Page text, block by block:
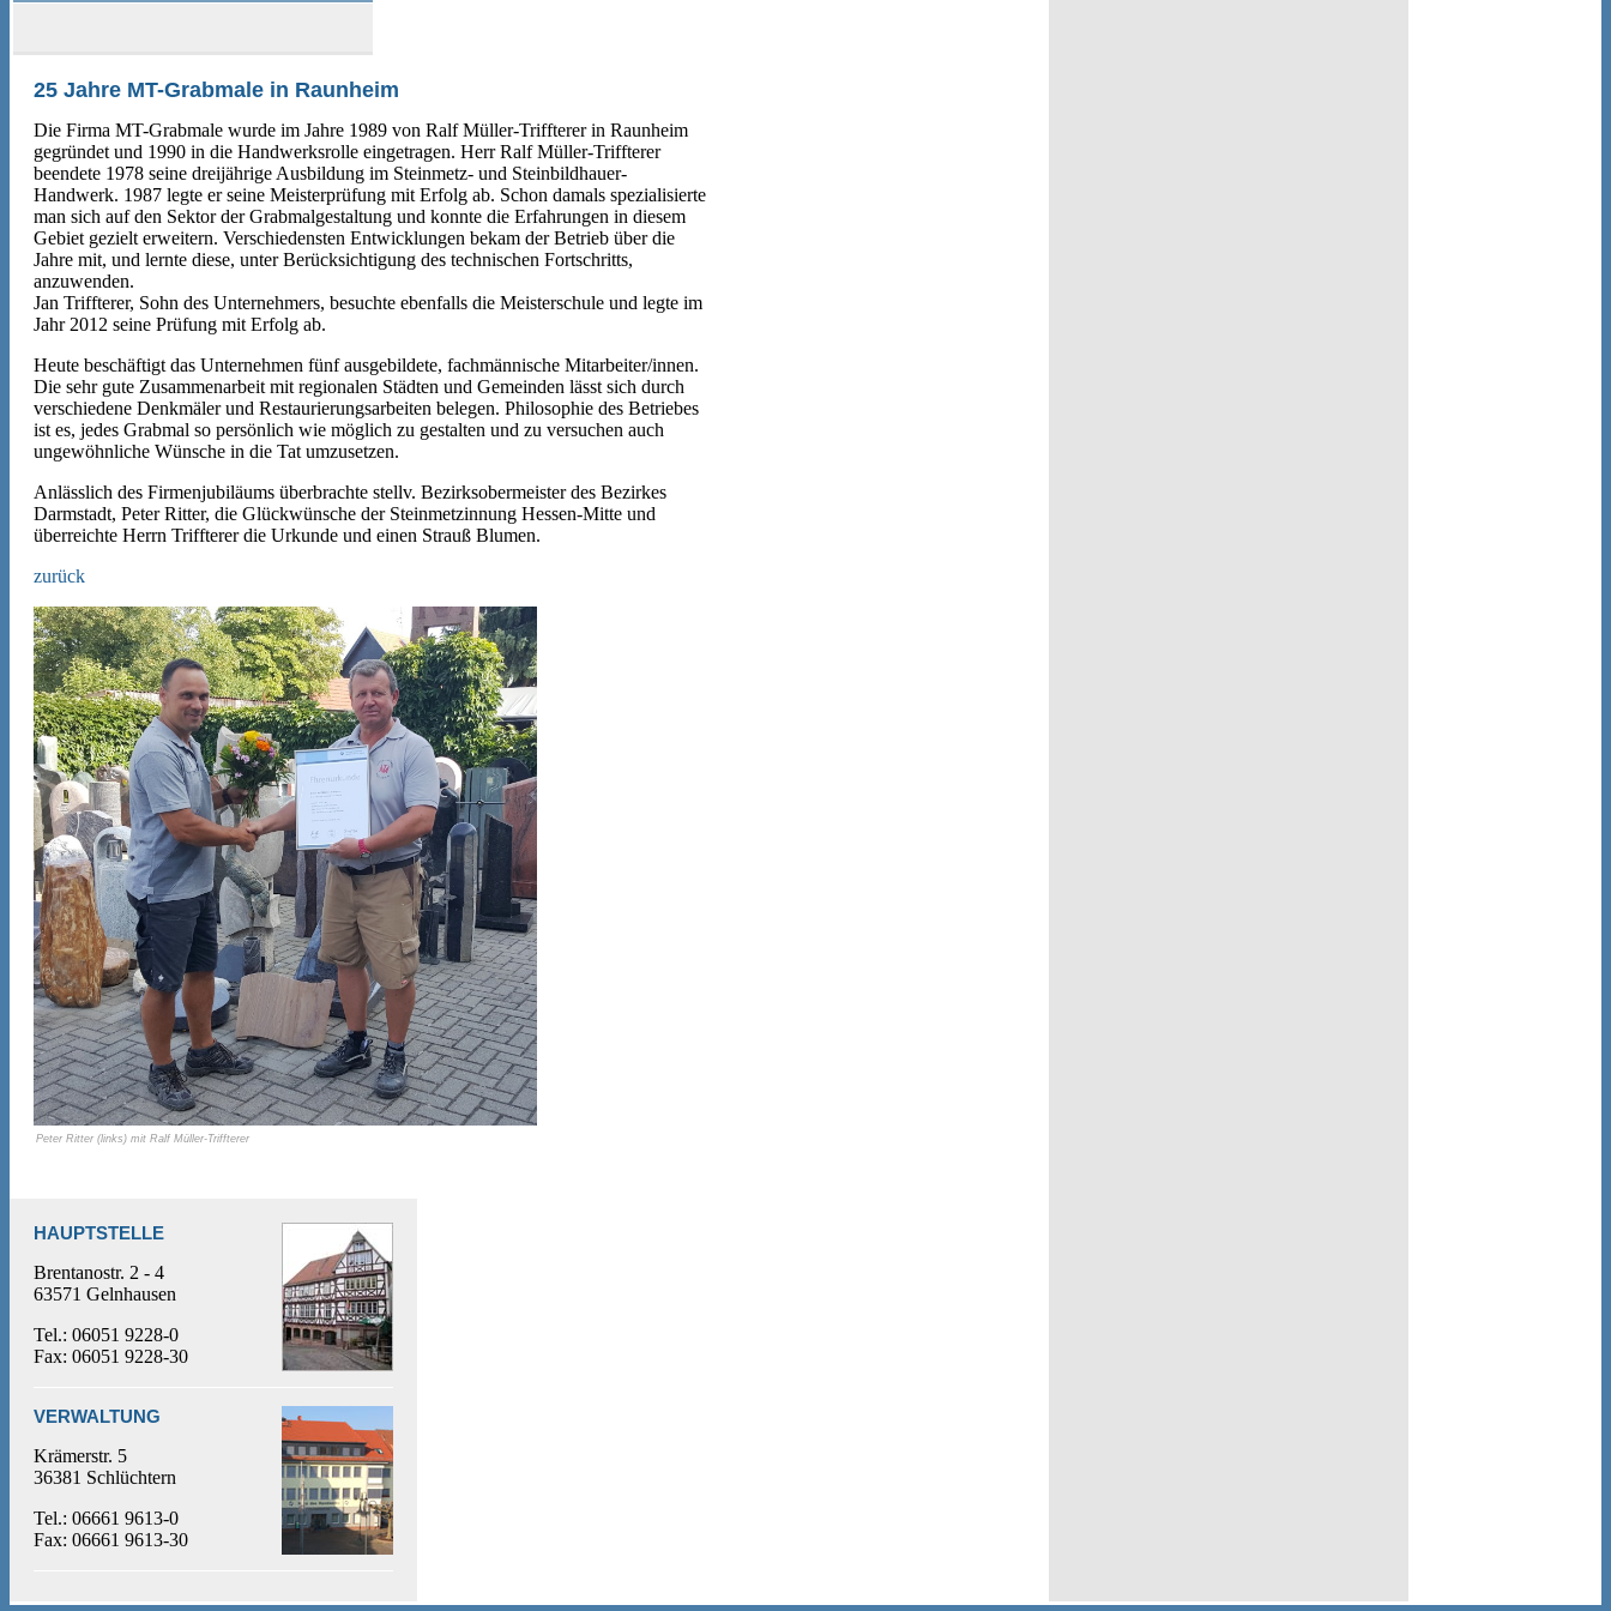
25 Jahre MT-Grabmale in Raunheim
Die Firma MT-Grabmale wurde im Jahre 1989 von Ralf Müller-Triffterer in Raunheim
gegründet und 1990 in die Handwerksrolle eingetragen. Herr Ralf Müller-Triffterer
beendete 1978 seine dreijährige Ausbildung im Steinmetz- und Steinbildhauer-
Handwerk. 1987 legte er seine Meisterprüfung mit Erfolg ab. Schon damals spezialisierte
man sich auf den Sektor der Grabmalgestaltung und konnte die Erfahrungen in diesem
Gebiet gezielt erweitern. Verschiedensten Entwicklungen bekam der Betrieb über die
Jahre mit, und lernte diese, unter Berücksichtigung des technischen Fortschritts,
anzuwenden.
Jan Triffterer, Sohn des Unternehmers, besuchte ebenfalls die Meisterschule und legte im
Jahr 2012 seine Prüfung mit Erfolg ab.
Heute beschäftigt das Unternehmen fünf ausgebildete, fachmännische Mitarbeiter/innen.
Die sehr gute Zusammenarbeit mit regionalen Städten und Gemeinden lässt sich durch
verschiedene Denkmäler und Restaurierungsarbeiten belegen. Philosophie des Betriebes
ist es, jedes Grabmal so persönlich wie möglich zu gestalten und zu versuchen auch
ungewöhnliche Wünsche in die Tat umzusetzen.
Anlässlich des Firmenjubiläums überbrachte stellv. Bezirksobermeister des Bezirkes
Darmstadt, Peter Ritter, die Glückwünsche der Steinmetzinnung Hessen-Mitte und
überreichte Herrn Triffterer die Urkunde und einen Strauß Blumen.
zurück
Peter Ritter (links) mit Ralf Müller-Triffterer
HAUPTSTELLE
Brentanostr. 2 - 4
63571 Gelnhausen
Tel.: 06051 9228-0
Fax: 06051 9228-30
VERWALTUNG
Krämerstr. 5
36381 Schlüchtern
Tel.: 06661 9613-0
Fax: 06661 9613-30